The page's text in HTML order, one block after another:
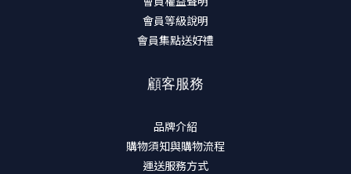
會員等級說明
會員集點送好禮
顧客服務
品牌介紹
購物須知與購物流程
運送服務方式